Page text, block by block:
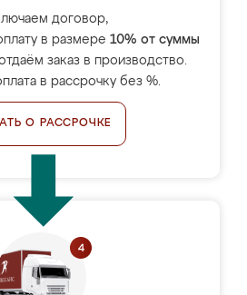
договор,
в размере 10% от суммы
заказ в производство.
в рассрочку без %.
О РАССРОЧКЕ